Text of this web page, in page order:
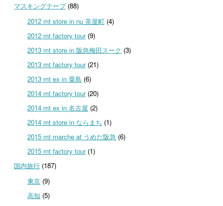
マスキングテープ(88)
2012 mt store in nu 茶屋町(4)
2012 mt factory tour(9)
2013 mt store in 阪急梅田スーク (3)
2013 mt factory tour(21)
2013 mt ex in 粟島 (6)
2014 mt factory tour(20)
2014 mt ex in 名古屋 (2)
2014 mt store in ならまち (1)
2015 mt marche at うめだ阪急 (6)
2015 mt factory tour(1)
国内旅行 (187)
東京(9)
高知 (5)